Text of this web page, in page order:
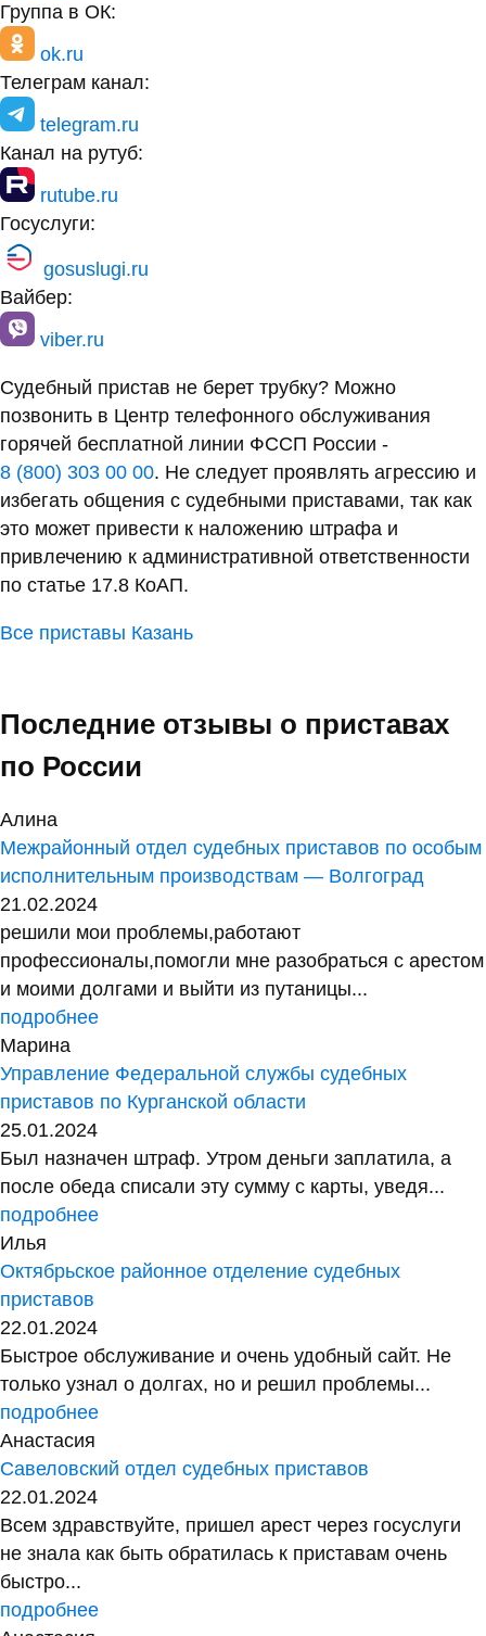
Группа в ОК:
ok.ru
Телеграм канал:
telegram.ru
Канал на рутуб:
rutube.ru
Госуслуги:
gosuslugi.ru
Вайбер:
viber.ru
Судебный пристав не берет трубку? Можно
позвонить в Центр телефонного обслуживания
горячей бесплатной линии ФССП России -
8 (800) 303 00 00. Не следует проявлять агрессию и
избегать общения с судебными приставами, так как
это может привести к наложению штрафа и
привлечению к административной ответственности
по статье 17.8 КоАП.
Все приставы Казань
Последние отзывы о приставах
по России
Алина
Межрайонный отдел судебных приставов по особым
исполнительным производствам — Волгоград
21.02.2024
решили мои проблемы,работают
профессионалы,помогли мне разобраться с арестом
и моими долгами и выйти из путаницы...
подробнее
Марина
Управление Федеральной службы судебных
приставов по Курганской области
25.01.2024
Был назначен штраф. Утром деньги заплатила, а
после обеда списали эту сумму с карты, уведя...
подробнее
Илья
Октябрьское районное отделение судебных
приставов
22.01.2024
Быстрое обслуживание и очень удобный сайт. Не
только узнал о долгах, но и решил проблемы...
подробнее
Анастасия
Савеловский отдел судебных приставов
22.01.2024
Всем здравствуйте, пришел арест через госуслуги
не знала как быть обратилась к приставам очень
быстро...
подробнее